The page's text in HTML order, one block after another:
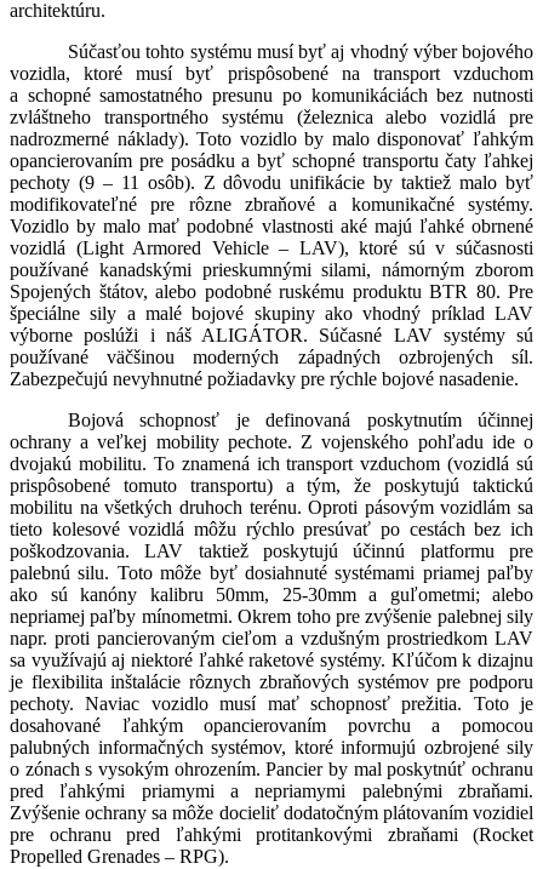
architektúru.
Súčasťou tohto systému musí byť aj vhodný výber bojového
vozidla, ktoré musí byť prispôsobené na transport vzduchom
a schopné samostatného presunu po komunikáciách bez nutnosti
zvláštneho transportného systému (železnica alebo vozidlá pre
nadrozmerné náklady). Toto vozidlo by malo disponovať ľahkým
opancierovaním pre posádku a byť schopné transportu čaty ľahkej
pechoty (9 – 11 osôb). Z dôvodu unifikácie by taktiež malo byť
modifikovateľné pre rôzne zbraňové a komunikačné systémy.
Vozidlo by malo mať podobné vlastnosti aké majú ľahké obrnené
vozidlá (Light Armored Vehicle – LAV), ktoré sú v súčasnosti
používané kanadskými prieskumnými silami, námorným zborom
Spojených štátov, alebo podobné ruskému produktu BTR 80. Pre
špeciálne sily a malé bojové skupiny ako vhodný príklad LAV
výborne poslúži i náš ALIGÁTOR. Súčasné LAV systémy sú
používané väčšinou moderných západných ozbrojených síl.
Zabezpečujú nevyhnutné požiadavky pre rýchle bojové nasadenie.
Bojová schopnosť je definovaná poskytnutím účinnej
ochrany a veľkej mobility pechote. Z vojenského pohľadu ide o
dvojakú mobilitu. To znamená ich transport vzduchom (vozidlá sú
prispôsobené tomuto transportu) a tým, že poskytujú taktickú
mobilitu na všetkých druhoch terénu. Oproti pásovým vozidlám sa
tieto kolesové vozidlá môžu rýchlo presúvať po cestách bez ich
poškodzovania. LAV taktiež poskytujú účinnú platformu pre
palebnú silu. Toto môže byť dosiahnuté systémami priamej paľby
ako sú kanóny kalibru 50mm, 25-30mm a guľometmi; alebo
nepriamej paľby mínometmi. Okrem toho pre zvýšenie palebnej sily
napr. proti pancierovaným cieľom a vzdušným prostriedkom LAV
sa využívajú aj niektoré ľahké raketové systémy. Kľúčom k dizajnu
je flexibilita inštalácie rôznych zbraňových systémov pre podporu
pechoty. Naviac vozidlo musí mať schopnosť prežitia. Toto je
dosahované ľahkým opancierovaním povrchu a pomocou
palubných informačných systémov, ktoré informujú ozbrojené sily
o zónach s vysokým ohrozením. Pancier by mal poskytnúť ochranu
pred ľahkými priamymi a nepriamymi palebnými zbraňami.
Zvýšenie ochrany sa môže docieliť dodatočným plátovaním vozidiel
pre ochranu pred ľahkými protitankovými zbraňami (Rocket
Propelled Grenades – RPG).